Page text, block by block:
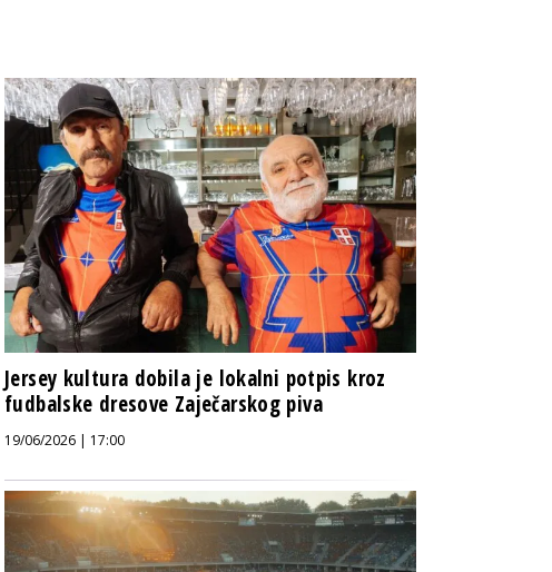
Jersey kultura dobila je lokalni potpis kroz
fudbalske dresove Zaječarskog piva
19/06/2026 | 17:00